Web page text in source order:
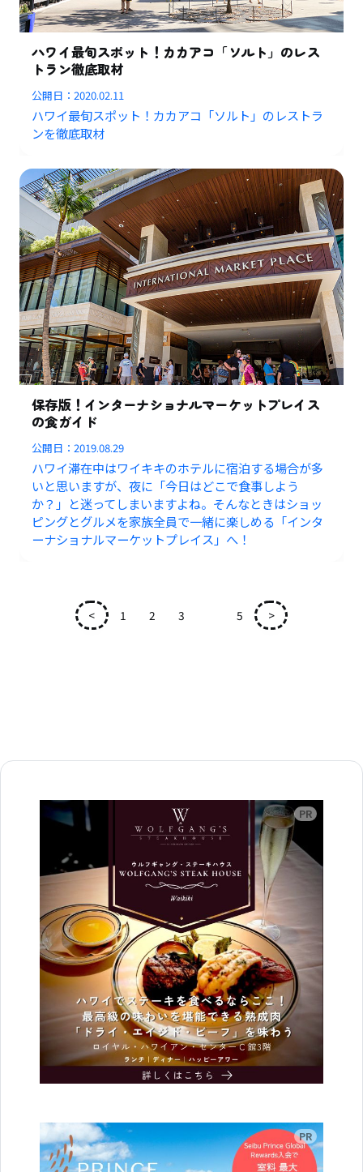
ハワイ最旬スポット！カカアコ「ソルト」のレス
トラン徹底取材
公開日：2020.02.11
ハワイ最旬スポット！カカアコ「ソルト」のレストラ
ンを徹底取材
保存版！インターナショナルマーケットプレイス
の食ガイド
公開日：2019.08.29
ハワイ滞在中はワイキキのホテルに宿泊する場合が多
いと思いますが、夜に「今日はどこで食事しよう
か？」と迷ってしまいますよね。そんなときはショッ
ピングとグルメを家族全員で一緒に楽しめる「インタ
ーナショナルマーケットプレイス」へ！
< 1 2 3 5 >
広告
広告